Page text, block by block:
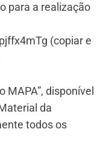
para a realização
(copiar e
MAPA”, disponível
da
todos os